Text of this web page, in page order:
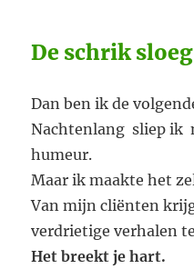
De schrik
Dan ben ik de
Nachtenlang sliep ik
humeur.
Maar ik maakte het
Van mijn cliënten
verdrietige verhalen
Het breekt je hart.